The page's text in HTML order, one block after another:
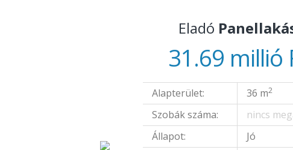
Eladó
31.69 millió
Alapterület: 36 m2
Szobák száma:
nincs
Állapot:
Jó